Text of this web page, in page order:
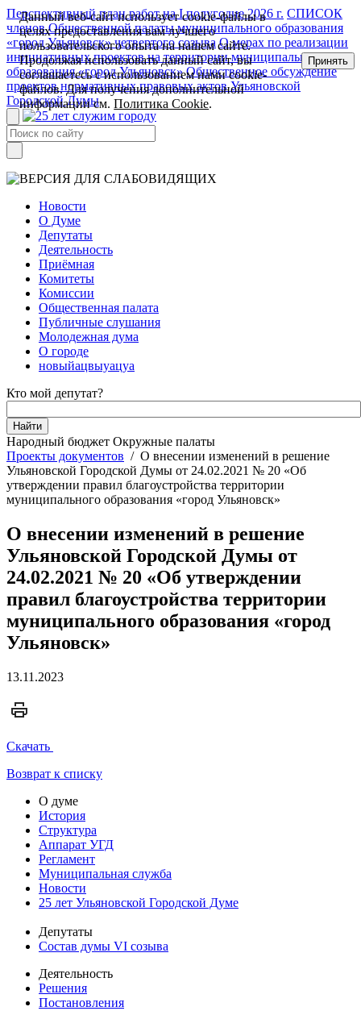
Перспективный план работ на I полугодие 2026 г. СПИСОК
членов Общественной палаты муниципального образования
«город Ульяновск» четвертого созыва О мерах по реализации
инициативных проектов на территории муниципального
образования «город Ульяновск» Общественное обсуждение
проектов нормативных правовых актов Ульяновской
Городской Думы
Новости
О Думе
Депутаты
Деятельность
Приёмная
Комитеты
Комиссии
Общественная палата
Публичные слушания
Молодежная дума
О городе
новыйацвыуацуа
Кто мой депутат?
Народный бюджет Окружные палаты
Проекты документов / О внесении изменений в решение
Ульяновской Городской Думы от 24.02.2021 № 20 «Об
утверждении правил благоустройства территории
муниципального образования «город Ульяновск»
О внесении изменений в решение
Ульяновской Городской Думы от
24.02.2021 № 20 «Об утверждении
правил благоустройства территории
муниципального образования «город
Ульяновск»
13.11.2023
Скачать
Возврат к списку
О думе
История
Структура
Аппарат УГД
Регламент
Муниципальная служба
Новости
25 лет Ульяновской Городской Думе
Депутаты
Состав думы VI созыва
Деятельность
Решения
Постановления
Данный веб-сайт использует cookie-файлы в
целях предоставления вам лучшего
пользовательского опыта на нашем сайте.
Продолжая использовать данный сайт, вы
соглашаетесь с использованием нами cookie-
файлов. Для получения дополнительной
информации см.Политика Cookie.
Принять